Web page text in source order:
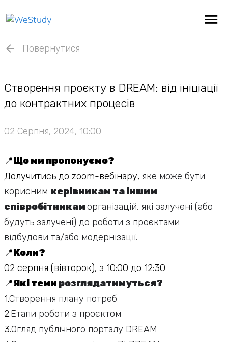
Повернутися
Створення проєкту в DREAM: від ініціації
до контрактних процесів
02 Серпня, 2024, 10:00
📍Що ми пропонуємо?
Долучитись до zoom-вебінару, яке може бути
корисним керівникам та іншим
співробітникаморганізацій, які залучені (або
будуть залучені) до роботи з проєктами
відбудови та/або модернізації.
📍Коли?
02 серпня (вівторок), з 10:00 до 12:30
📍Які теми розглядатимуться?
1.Створення плану потреб
2.Етапи роботи з проєктом
3.Огляд публічного порталу DREAM